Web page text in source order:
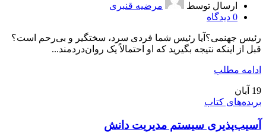
ارسال توسط
مرضیه قنبری
0 دیدگاه
رئیس جهنمی؟آیا رئیس شما فردی سرد، سختگیر و بی‌رحم است؟
قبل از اینکه نتیجه بگیرید که او احتمالاً یک روان‌دردمند...
ادامه مطلب
19 آبان
بریده‌های کتاب
آسیب‌پذیری سیستم مدیریت دانش